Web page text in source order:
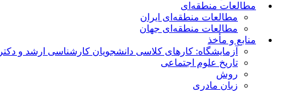
مطالعات منطقه‌ای
مطالعات منطقه‌ای ایران
مطالعات منطقه‌ای جهان
منابع و مأخذ
آزمایشگاه: کارهای کلاسی دانشجویان کارشناسی ارشد و دکترا
تاریخ علوم اجتماعی
روش
زبان مادری